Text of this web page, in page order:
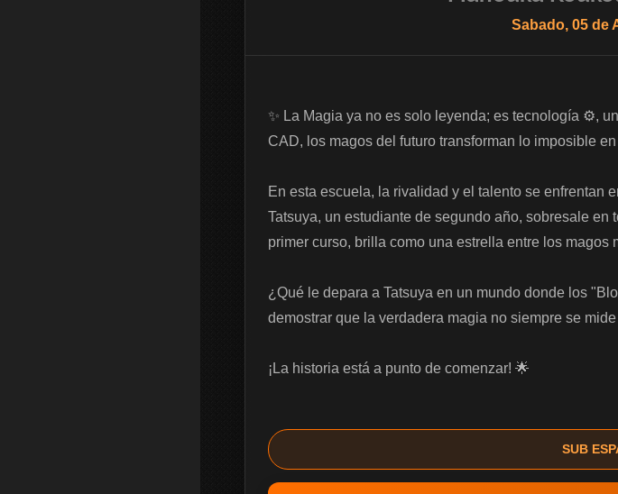
Sabado, 05 de
✨ La Magia ya no es solo leyenda; es tecnología ⚙️,
CAD, los magos del futuro transforman lo imposible
En esta escuela, la rivalidad y el talento se enfrentan
Tatsuya, un estudiante de segundo año, sobresale
primer curso, brilla como una estrella entre los
¿Qué le depara a Tatsuya en un mundo donde los
demostrar que la verdadera magia no siempre se
¡La historia está a punto de comenzar! 🌟
SUB